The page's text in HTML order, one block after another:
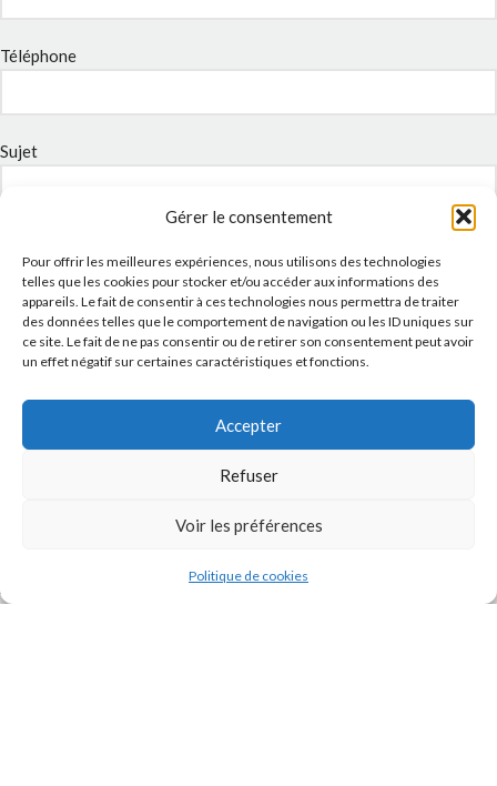
Gérer le consentement
Pour offrir les meilleures expériences, nous utilisons des technologies
telles que les cookies pour stocker et/ou accéder aux informations des
appareils. Le fait de consentir à ces technologies nous permettra de traiter
des données telles que le comportement de navigation ou les ID uniques sur
ce site. Le fait de ne pas consentir ou de retirer son consentement peut avoir
un effet négatif sur certaines caractéristiques et fonctions.
Accepter
Refuser
Voir les préférences
Politique de cookies
Téléphone
Sujet